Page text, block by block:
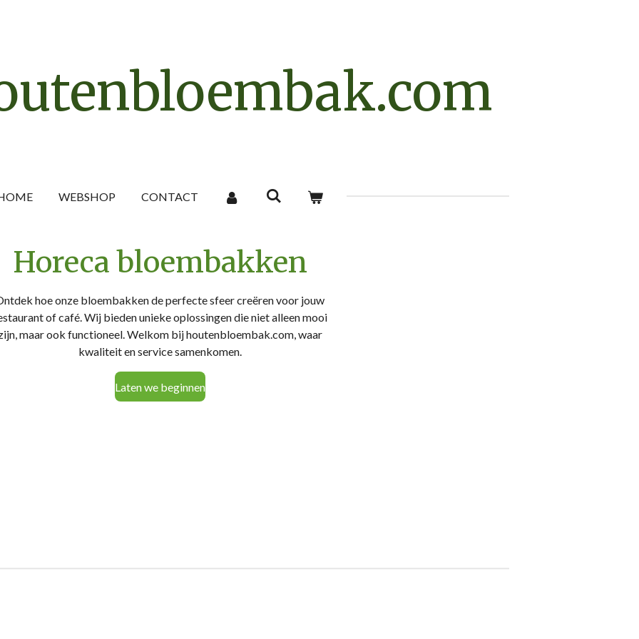
WEBSHOP CONTACT
Horeca bloembakken
hoe onze bloembakken de perfecte sfeer creëren voor jouw
of café. Wij bieden unieke oplossingen die niet alleen mooi
maar ook functioneel. Welkom bij houtenbloembak.com, waar
kwaliteit en service samenkomen.
Laten we beginnen